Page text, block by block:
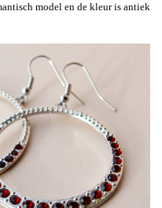
model en de kleur is antiek